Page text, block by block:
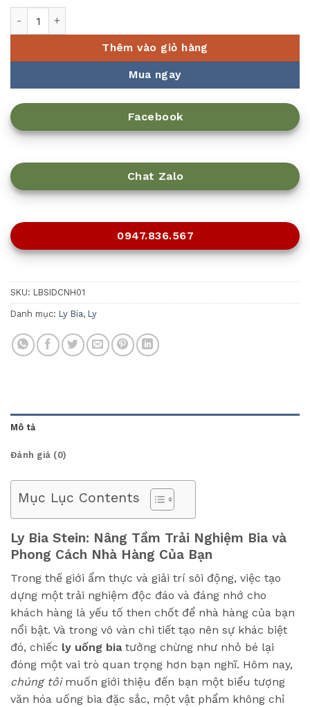
Thêm vào giỏ hàng
Mua ngay
Facebook
Chat Zalo
0947.836.567
SKU: LBSIDCNH01
Danh mục: Ly Bia, Ly
Mô tả
Đánh giá (0)
Mục Lục Contents
Ly Bia Stein: Nâng Tầm Trải Nghiệm Bia và
Phong Cách Nhà Hàng Của Bạn
Trong thế giới ẩm thực và giải trí sôi động, việc tạo
dựng một trải nghiệm độc đáo và đáng nhớ cho
khách hàng là yếu tố then chốt để nhà hàng của bạn
nổi bật. Và trong vô vàn chi tiết tạo nên sự khác biệt
đó, chiếc ly uống biatưởng chừng như nhỏ bé lại
đóng một vai trò quan trọng hơn bạn nghĩ. Hôm nay,
chúng tôimuốn giới thiệu đến bạn một biểu tượng
văn hóa uống bia đặc sắc, một vật phẩm không chỉ